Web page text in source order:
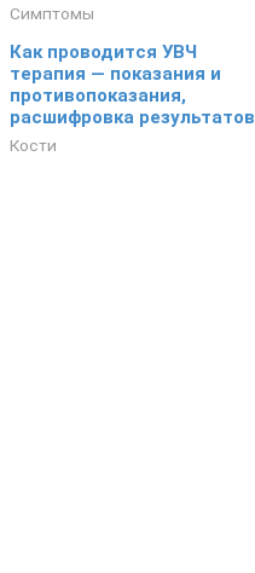
Симптомы
Как проводится УВЧ
терапия — показания и
противопоказания,
расшифровка результатов
Кости